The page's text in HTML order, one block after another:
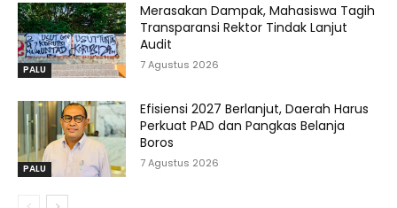
PALU
Merasakan Dampak, Mahasiswa Tagih
Transparansi Rektor Tindak Lanjut
Audit
7 Agustus 2026
PALU
Efisiensi 2027 Berlanjut, Daerah Harus
Perkuat PAD dan Pangkas Belanja
Boros
7 Agustus 2026